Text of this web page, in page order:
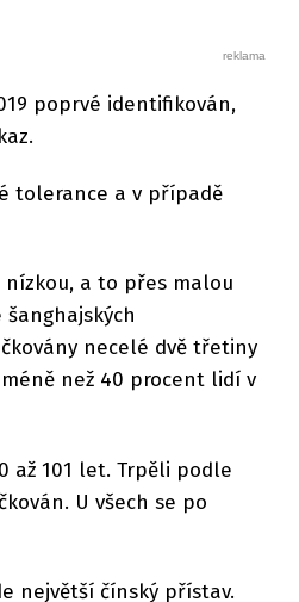
poprvé identifikován,
tolerance a v případě
a to přes malou
necelé dvě třetiny
než 40 procent lidí v
až 101 let. Trpěli podle
U všech se po
největší čínský přístav.